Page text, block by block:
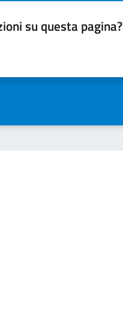
su questa pagina?